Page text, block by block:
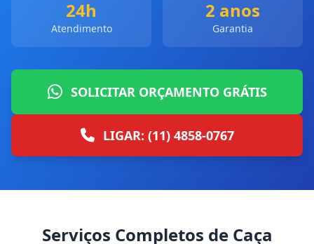
24h
Atendimento
2 anos
Garantia
SOLICITAR ORÇAMENTO GRÁTIS
LIGAR: (11) 4858-0767
Serviços Completos de Caça